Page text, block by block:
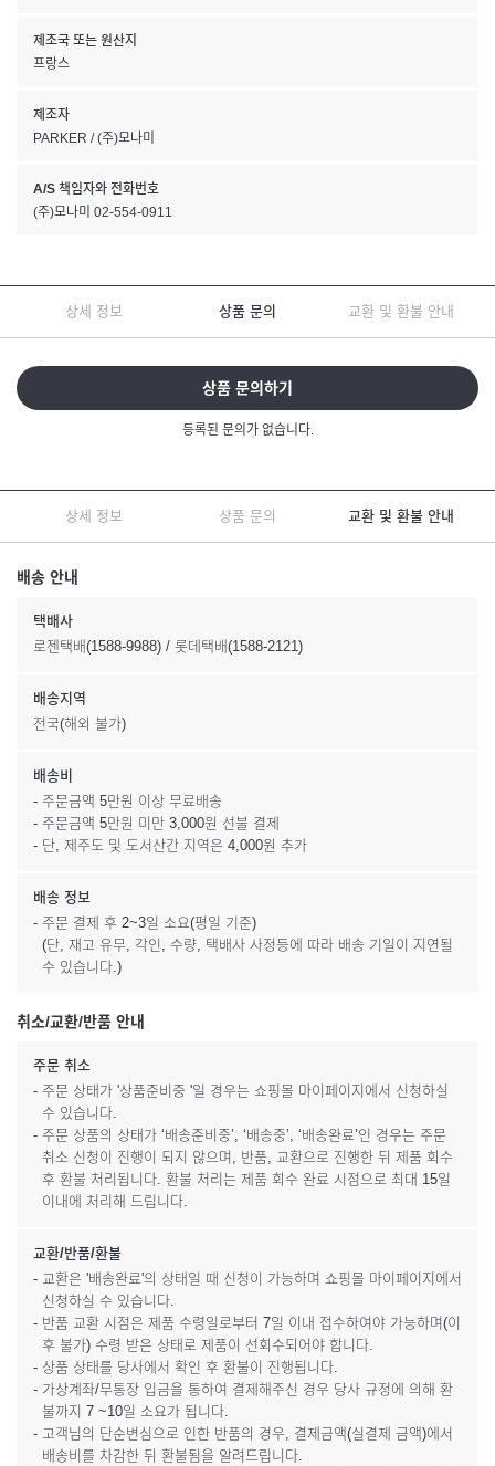
제조국 또는 원산지
프랑스
제조자
PARKER / (주)모나미
A/S 책임자와 전화번호
(주)모나미 02-554-0911
상세 정보 상품 문의 교환 및 환불 안내
상품 문의하기
등록된 문의가 없습니다.
상세 정보 상품 문의 교환 및 환불 안내
배송 안내
택배사
로젠택배(1588-9988) / 롯데택배(1588-2121)
배송지역
전국(해외 불가)
배송비
- 주문금액 5만원 이상 무료배송
- 주문금액 5만원 미만 3,000원 선불 결제
- 단, 제주도 및 도서산간 지역은 4,000원 추가
배송 정보
- 주문 결제 후 2~3일 소요(평일 기준)
(단, 재고 유무, 각인, 수량, 택배사 사정등에 따라 배송 기일이 지연될
수 있습니다.)
취소/교환/반품 안내
주문 취소
- 주문 상태가 '상품준비중 '일 경우는 쇼핑몰 마이페이지에서 신청하실
수 있습니다.
- 주문 상품의 상태가 ‘배송준비중’, ‘배송중’, ‘배송완료’인 경우는 주문
취소 신청이 진행이 되지 않으며, 반품, 교환으로 진행한 뒤 제품 회수
후 환불 처리됩니다. 환불 처리는 제품 회수 완료 시점으로 최대 15일
이내에 처리해 드립니다.
교환/반품/환불
- 교환은 '배송완료'의 상태일 때 신청이 가능하며 쇼핑몰 마이페이지에서
신청하실 수 있습니다.
- 반품 교환 시점은 제품 수령일로부터 7일 이내 접수하여야 가능하며(이
후 불가) 수령 받은 상태로 제품이 선회수되어야 합니다.
- 상품 상태를 당사에서 확인 후 환불이 진행됩니다.
- 가상계좌/무통장 입금을 통하여 결제해주신 경우 당사 규정에 의해 환
불까지 7 ~10일 소요가 됩니다.
- 고객님의 단순변심으로 인한 반품의 경우, 결제금액(실결제 금액)에서
배송비를 차감한 뒤 환불됨을 알려드립니다.